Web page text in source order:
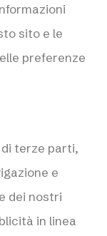
sito e le
preferenze
terze parti,
e
dei nostri
in linea